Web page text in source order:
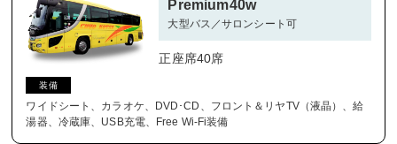
Premium40w
大型バス／サロンシート可
正座席40席
装備
ワイドシート、カラオケ、DVD･CD、フロント＆リヤTV（液晶）、給
湯器、冷蔵庫、USB充電、Free Wi-Fi装備